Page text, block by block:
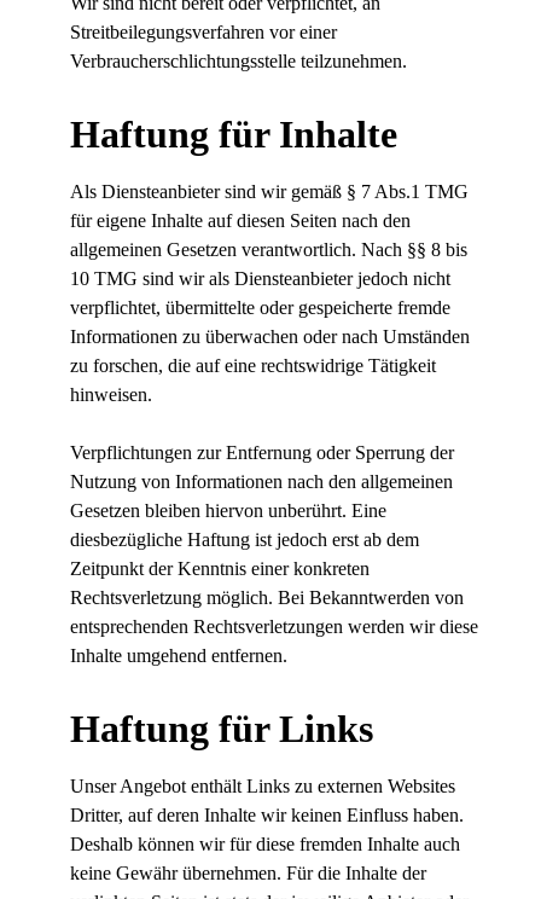
Streitbeilegungsverfahren vor einer
Verbraucherschlichtungsstelle teilzunehmen.
Haftung für Inhalte
Als Diensteanbieter sind wir gemäß § 7 Abs.1 TMG
für eigene Inhalte auf diesen Seiten nach den
allgemeinen Gesetzen verantwortlich. Nach §§ 8 bis
10 TMG sind wir als Diensteanbieter jedoch nicht
verpflichtet, übermittelte oder gespeicherte fremde
Informationen zu überwachen oder nach Umständen
zu forschen, die auf eine rechtswidrige Tätigkeit
hinweisen.
Verpflichtungen zur Entfernung oder Sperrung der
Nutzung von Informationen nach den allgemeinen
Gesetzen bleiben hiervon unberührt. Eine
diesbezügliche Haftung ist jedoch erst ab dem
Zeitpunkt der Kenntnis einer konkreten
Rechtsverletzung möglich. Bei Bekanntwerden von
entsprechenden Rechtsverletzungen werden wir diese
Inhalte umgehend entfernen.
Haftung für Links
Unser Angebot enthält Links zu externen Websites
Dritter, auf deren Inhalte wir keinen Einfluss haben.
Deshalb können wir für diese fremden Inhalte auch
keine Gewähr übernehmen. Für die Inhalte der